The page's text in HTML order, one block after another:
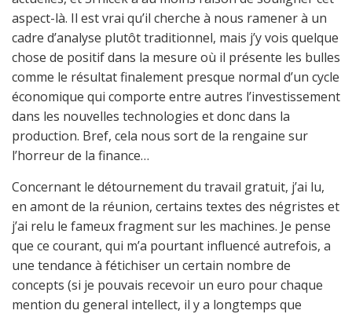
aspect-là. Il est vrai qu’il cherche à nous ramener à un
cadre d’analyse plutôt traditionnel, mais j’y vois quelque
chose de positif dans la mesure où il présente les bulles
comme le résultat finalement presque normal d’un cycle
économique qui comporte entre autres l’investissement
dans les nouvelles technologies et donc dans la
production. Bref, cela nous sort de la rengaine sur
l’horreur de la finance…
Concernant le détournement du travail gratuit, j’ai lu,
en amont de la réunion, certains textes des négristes et
j’ai relu le fameux fragment sur les machines. Je pense
que ce courant, qui m’a pourtant influencé autrefois, a
une tendance à fétichiser un certain nombre de
concepts (si je pouvais recevoir un euro pour chaque
mention du general intellect, il y a longtemps que